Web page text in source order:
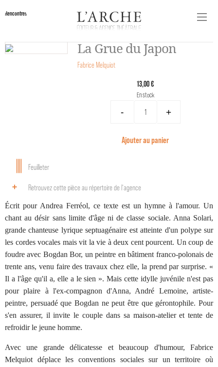
Rencontres
La Grue du Japon
Fabrice Melquiot
13,00 €
En stock
- +
Ajouter au panier
Feuilleter
Retrouvez cette pièce au répertoire de l‘agence
Écrit pour Andrea Ferréol, ce texte est un hymne à l'amour. Un
chant au désir sans limite d'âge ni de classe sociale. Anna Solari,
grande chanteuse lyrique septuagénaire est atteinte d'un polype sur
les cordes vocales mais vit la vie à deux cent pourcent. Un coup de
foudre avec Bogdan Bor, un peintre en bâtiment franco-polonais de
trente ans, venu faire des travaux chez elle, la prend par surprise. «
Il a l'âge qu'il a, elle a le sien ». Mais cette idylle juvénile n'est pas
pour plaire à l'ex-compagnon d'Anna, André Lemoine, artiste-
peintre, persuadé que Bogdan ne peut être que gérontophile. Pour
s'en assurer, il invite le couple dans sa maison-atelier et tente de
refroidir le jeune homme.
Avec une grande délicatesse et beaucoup d'humour, Fabrice
Melquiot déplace les conventions sociales sur un territoire où